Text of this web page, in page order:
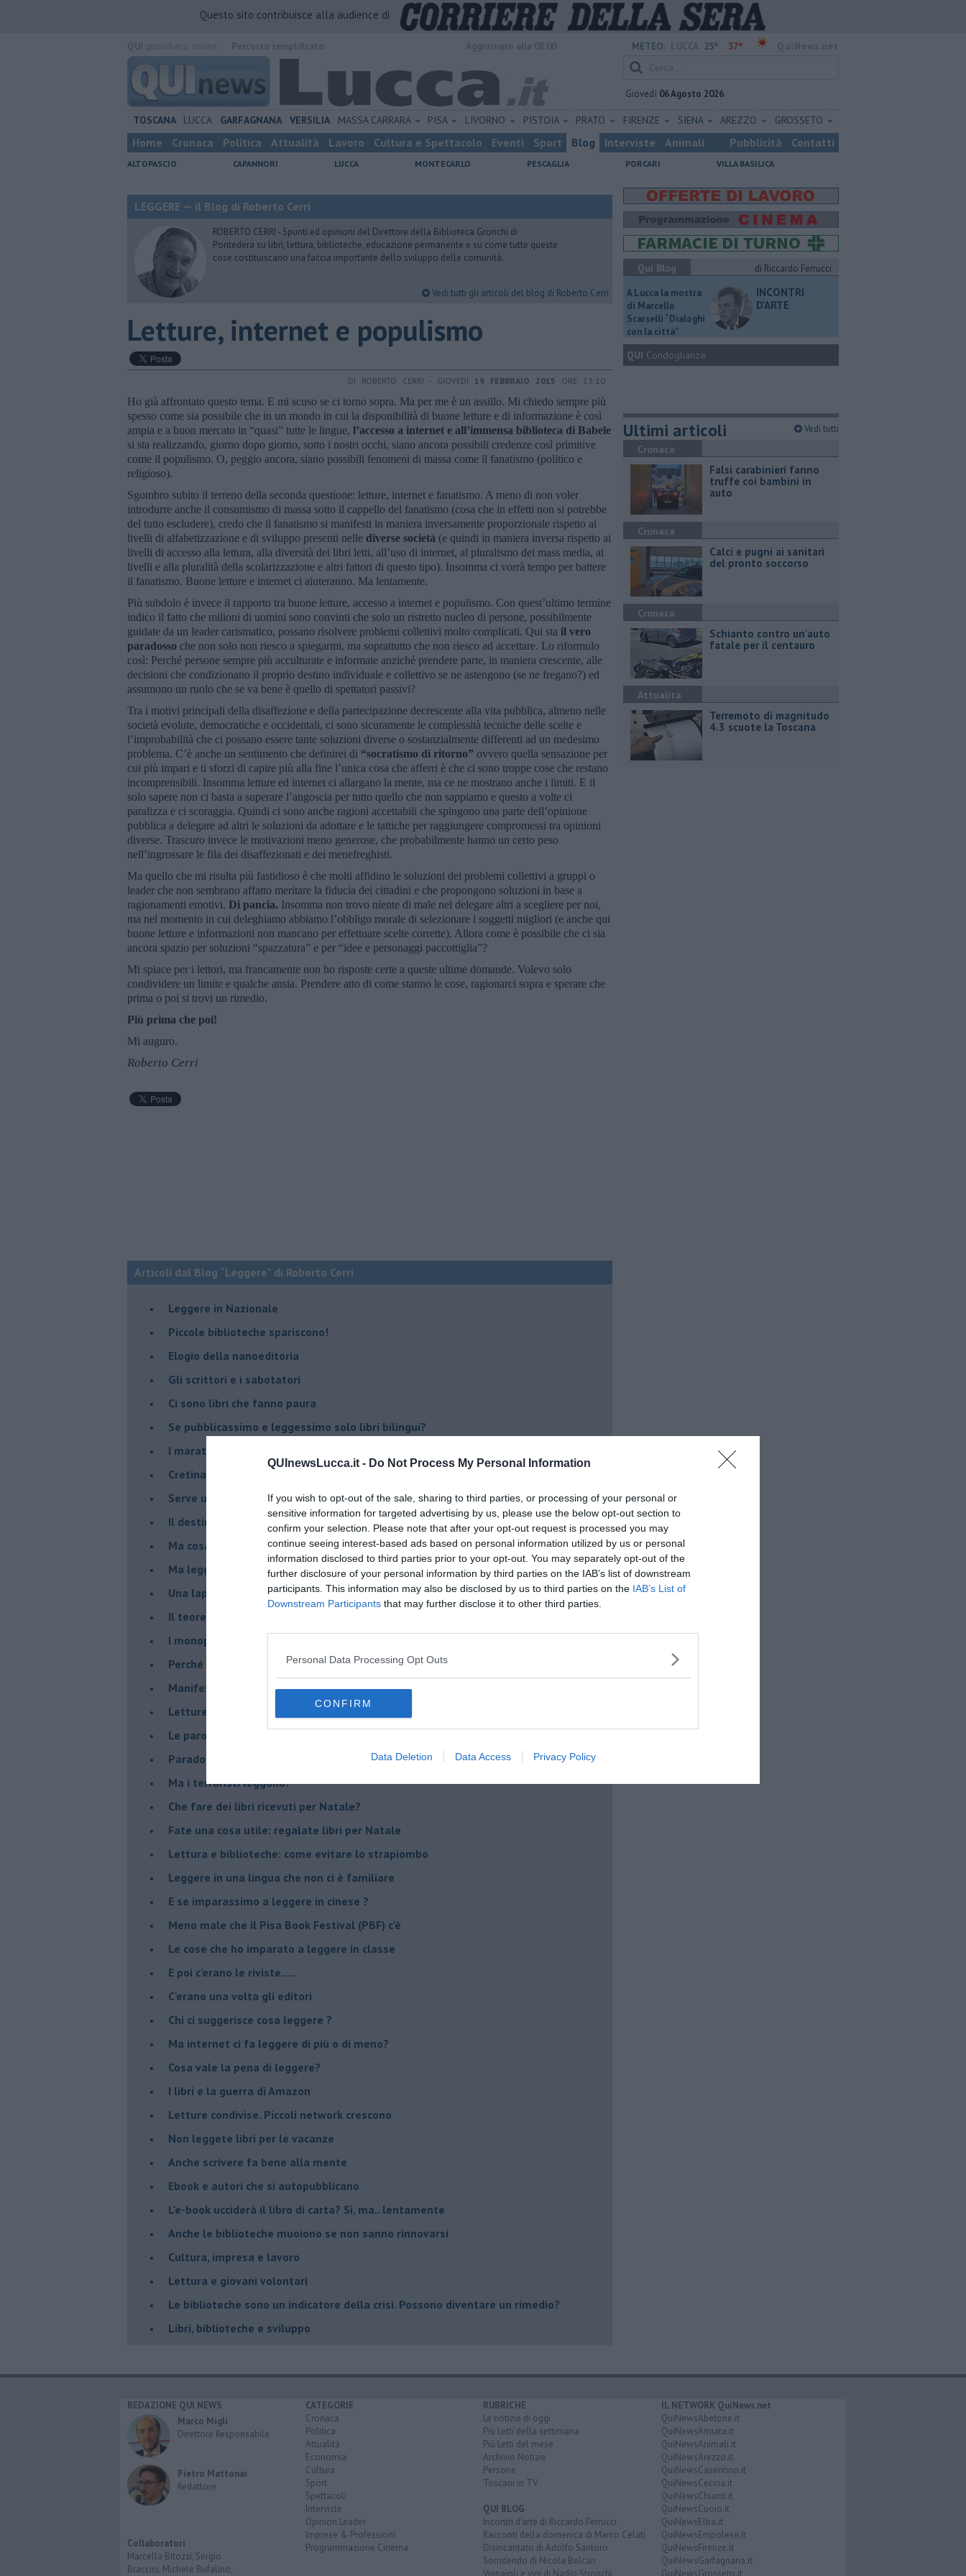
QUInewsLucca.it - Do Not Process My Personal Information
If you wish to opt-out of the sale, sharing to third parties, or processing of your personal or
sensitive information for targeted advertising by us, please use the below opt-out section to
confirm your selection. Please note that after your opt-out request is processed you may
continue seeing interest-based ads based on personal information utilized by us or personal
information disclosed to third parties prior to your opt-out. You may separately opt-out of the
further disclosure of your personal information by third parties on the IAB’s list of downstream
participants. This information may also be disclosed by us to third parties on the IAB’s List of
Downstream Participants that may further disclose it to other third parties.
Personal Data Processing Opt Outs
CONFIRM
Data Deletion Data Access Privacy Policy
Questo sito contribuisce alla audience di
METEO: 25° 37°
Giovedì 06 Agosto 2026
TOSCANA LUCCA GARFAGNANA VERSILIA MASSA CARRARA PISA LIVORNO PISTOIA PRATO FIRENZE SIENA AREZZO GROSSETO
Home Cronaca Politica Attualità Lavoro Cultura e Spettacolo Eventi Sport Blog Interviste Animali Pubblicità Contatti
ALTOPASCIO CAPANNORI LUCCA MONTECARLO PESCAGLIA PORCARI VILLA BASILICA
LEGGERE — il Blog di Roberto Cerri
ROBERTO CERRI - Spunti ed opinioni del Direttore della Biblioteca Gronchi di
Pontedera su libri, lettura, biblioteche, educazione permanente e su come tutte queste
cose costituiscano una faccia importante dello sviluppo delle comunità.
Vedi tutti gli articoli del blog di Roberto Cerri
Letture, internet e populismo
DI ROBERTO CERRI - GIOVEDÌ 19 FEBBRAIO 2015 ORE 13:10
Ho già affrontato questo tema. E mi scuso se ci torno sopra. Ma per me è un assillo. Mi chiedo sempre più
spesso come sia possibile che in un mondo in cui la disponibilità di buone letture e di informazione è così
ampia e a buon mercato in “quasi” tutte le lingue, l’accesso a internet e all’immensa biblioteca di Babele
si sta realizzando, giorno dopo giorno, sotto i nostri occhi, siano ancora possibili credenze così primitive
come il populismo. O, peggio ancora, siano possibili fenomeni di massa come il fanatismo (politico e
religioso).
Sgombro subito il terreno della seconda questione: letture, internet e fanatismo. A meno di non voler
introdurre anche il consumismo di massa sotto il cappello del fanatismo (cosa che in effetti non si potrebbe
del tutto escludere), credo che il fanatismo si manifesti in maniera inversamente proporzionale rispetto ai
livelli di alfabetizzazione e di sviluppo presenti nelle diverse società (e quindi in maniera inversa rispetto ai
livelli di accesso alla lettura, alla diversità dei libri letti, all’uso di internet, al pluralismo dei mass media, ai
livelli e alla pluralità della scolarizzazione e altri fattori di questo tipo). Insomma ci vorrà tempo per battere
il fanatismo. Buone letture e internet ci aiuteranno. Ma lentamente.
Più subdolo è invece il rapporto tra buone letture, accesso a internet e populismo. Con quest’ultimo termine
indico il fatto che milioni di uomini sono convinti che solo un ristretto nucleo di persone, possibilmente
guidate da un leader carismatico, possano risolvere problemi collettivi molto complicati. Qui sta il vero
paradosso che non solo non riesco a spiegarmi, ma soprattutto che non riesco ad accettare. Lo riformulo
così: Perché persone sempre più acculturate e informate anziché prendere parte, in maniera crescente, alle
decisioni che condizionano il proprio destino individuale e collettivo se ne astengono (se ne fregano?) ed
assumono un ruolo che se va bene è quello di spettatori passivi?
Tra i motivi principali della disaffezione e della partecipazione decrescente alla vita pubblica, almeno nelle
società evolute, democratiche e occidentali, ci sono sicuramente le complessità tecniche delle scelte e
l’improbabilità che ci possano essere tante soluzioni diverse o sostanzialmente differenti ad un medesimo
problema. C’è anche un sentimento che definirei di “socratismo di ritorno” ovvero quella sensazione per
cui più impari e ti sforzi di capire più alla fine l’unica cosa che afferri è che ci sono troppe cose che restano
incomprensibili. Insomma letture ed internet ci allargano la mente, ma ce ne mostrano anche i limiti. E il
solo sapere non ci basta a superare l’angoscia per tutto quello che non sappiamo e questo a volte ci
paralizza e ci scoraggia. Quindi ci sono anche ragioni accettabili che spingono una parte dell’opinione
pubblica a delegare ad altri le soluzioni da adottare e le tattiche per raggiungere compromessi tra opinioni
diverse. Trascuro invece le motivazioni meno generose, che probabilmente hanno un certo peso
nell’ingrossare le fila dei disaffezionati e dei menefreghisti.
Ma quello che mi risulta più fastidioso è che molti affidino le soluzioni dei problemi collettivi a gruppi o
leader che non sembrano affatto meritare la fiducia dei cittadini e che propongono soluzioni in base a
ragionamenti emotivi. Di pancia. Insomma non trovo niente di male nel delegare altri a scegliere per noi,
ma nel momento in cui deleghiamo abbiamo l’obbligo morale di selezionare i soggetti migliori (e anche qui
buone letture e informazioni non mancano per effettuare scelte corrette). Allora come è possibile che ci sia
ancora spazio per soluzioni “spazzatura” e per “idee e personaggi paccottiglia”?
Mi spiace per i lettori, ma francamente non ho risposte certe a queste ultime domande. Volevo solo
condividere un limite e qualche ansia. Prendere atto di come stanno le cose, ragionarci sopra e sperare che
prima o poi si trovi un rimedio.
Più prima che poi!
Mi auguro.
Roberto Cerri
Articoli dal Blog “Leggere” di Roberto Cerri
​Leggere in Nazionale
​Piccole biblioteche spariscono!
​Elogio della nanoeditoria
Gli scrittori e i sabotatori
Ci sono libri che fanno paura
Se pubblicassimo e leggessimo solo libri bilingui?
I maratoneti della lettura
Cretinate in vendita, responsabili anche i librai
Serve un software per segnalare i testi stupidi
​Il destino della memoria storica del nostro Paese
Ma cosa leggono gli operai oggi?
Ma leggere rende liberi ?
​Una lapide è per sempre
Il teorema di Baricco e le biblioteche
I monopoli mettono in crisi la libertà di lettura?
​Perché si leggono poco i libri di storia?
​Manifesto per il biblioattivismo
Letture, internet e populismo
​Le parole scomparse
​Paradossi e dilemmi dei critici antipatici
Ma i terroristi leggono?
​Che fare dei libri ricevuti per Natale?
​Fate una cosa utile: regalate libri per Natale
​Lettura e biblioteche: come evitare lo strapiombo
Leggere in una lingua che non ci è familiare
​E se imparassimo a leggere in cinese ?
​Meno male che il Pisa Book Festival (PBF) c'è
​Le cose che ho imparato a leggere in classe
​E poi c'erano le riviste.....
​C'erano una volta gli editori
​Chi ci suggerisce cosa leggere ?
​Ma internet ci fa leggere di più o di meno?
​Cosa vale la pena di leggere?
I libri e la guerra di Amazon
​Letture condivise. Piccoli network crescono
​Non leggete libri per le vacanze
​Anche scrivere fa bene alla mente
​Ebook e autori che si autopubblicano
​L'e-book ucciderà il libro di carta? Sì, ma.. lentamente
​Anche le biblioteche muoiono se non sanno rinnovarsi
​Cultura, impresa e lavoro
​Lettura e giovani volontari
​Le biblioteche sono un indicatore della crisi. Possono diventare un rimedio?
​Libri, biblioteche e sviluppo
Qui Blog
di Riccardo Ferrucci
A Lucca la mostra
di Marcello
Scarselli “Dialoghi
con la città"
INCONTRI
D'ARTE
QUI Condoglianze
Ultimi articoli Vedi tutti
Cronaca
Falsi carabinieri fanno
truffe coi bambini in
auto
Cronaca
Calci e pugni ai sanitari
del pronto soccorso
Cronaca
Schianto contro un'auto
fatale per il centauro
Attualità
Terremoto di magnitudo
4.3 scuote la Toscana
REDAZIONE QUI NEWS
Marco Migli
Direttore Responsabile
Pietro Mattonai
Redattore
Collaboratori
Marcella Bitozzi, Sergio
Braccini, Michele Bufalino,
CATEGORIE
Cronaca
Politica
Attualità
Economia
Cultura
Sport
Spettacoli
Interviste
Opinion Leader
Imprese & Professioni
Programmazione Cinema
RUBRICHE
Le notizie di oggi
Più Letti della settimana
Più Letti del mese
Archivio Notizie
Persone
Toscani in TV
QUI BLOG
Incontri d'arte di Riccardo Ferrucci
Racconti della domenica di Marco Celati
Disincantato di Adolfo Santoro
Sorridendo di Nicola Belcari
Vignaioli e vini di Nadio Stronchi
IL NETWORK QuiNews.net
QuiNewsAbetone.it
QuiNewsAmiata.it
QuiNewsAnimali.it
QuiNewsArezzo.it
QuiNewsCasentino.it
QuiNewsCecina.it
QuiNewsChianti.it
QuiNewsCuoio.it
QuiNewsElba.it
QuiNewsEmpolese.it
QuiNewsFirenze.it
QuiNewsGarfagnana.it
QuiNewsGrosseto.it